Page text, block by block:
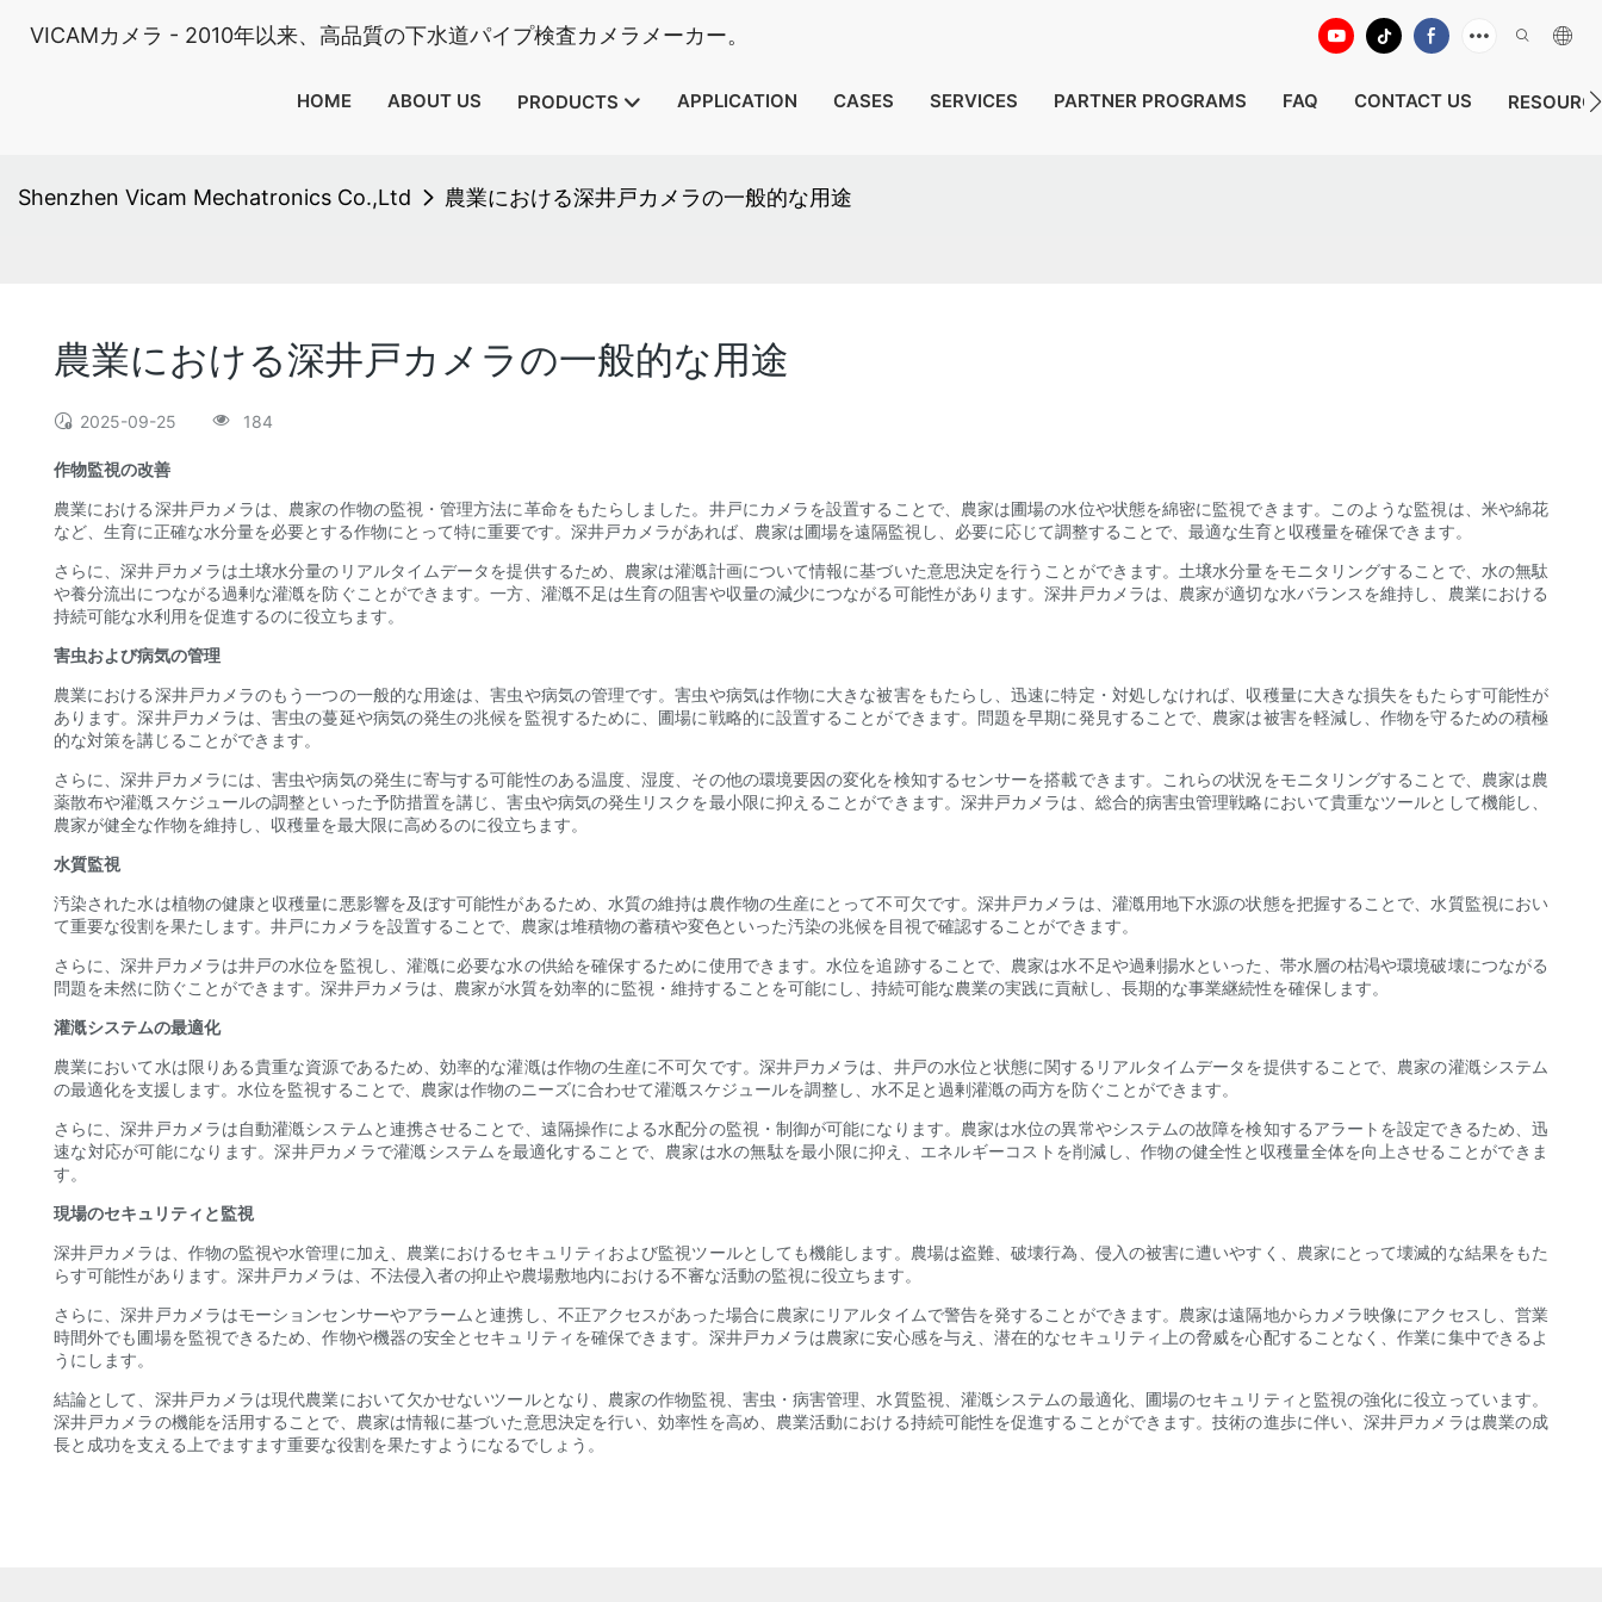
VICAMカメラ - 2010年以来、高品質の下水道パイプ検査カメラメーカー。
HOME ABOUT US PRODUCTS APPLICATION CASES SERVICES PARTNER PROGRAMS FAQ CONTACT US
Shenzhen Vicam Mechatronics Co.,Ltd 農業における深井戸カメラの一般的な用途
農業における深井戸カメラの一般的な用途
2025-09-25 184
作物監視の改善
農業における深井戸カメラは、農家の作物の監視・管理方法に革命をもたらしました。井戸にカメラを設置することで、農家は圃場の水位や状態を綿密に監視できます。このような監視は、米や綿花
など、生育に正確な水分量を必要とする作物にとって特に重要です。深井戸カメラがあれば、農家は圃場を遠隔監視し、必要に応じて調整することで、最適な生育と収穫量を確保できます。
さらに、深井戸カメラは土壌水分量のリアルタイムデータを提供するため、農家は灌漑計画について情報に基づいた意思決定を行うことができます。土壌水分量をモニタリングすることで、水の無駄
や養分流出につながる過剰な灌漑を防ぐことができます。一方、灌漑不足は生育の阻害や収量の減少につながる可能性があります。深井戸カメラは、農家が適切な水バランスを維持し、農業における
持続可能な水利用を促進するのに役立ちます。
害虫および病気の管理
農業における深井戸カメラのもう一つの一般的な用途は、害虫や病気の管理です。害虫や病気は作物に大きな被害をもたらし、迅速に特定・対処しなければ、収穫量に大きな損失をもたらす可能性が
あります。深井戸カメラは、害虫の蔓延や病気の発生の兆候を監視するために、圃場に戦略的に設置することができます。問題を早期に発見することで、農家は被害を軽減し、作物を守るための積極
的な対策を講じることができます。
さらに、深井戸カメラには、害虫や病気の発生に寄与する可能性のある温度、湿度、その他の環境要因の変化を検知するセンサーを搭載できます。これらの状況をモニタリングすることで、農家は農
薬散布や灌漑スケジュールの調整といった予防措置を講じ、害虫や病気の発生リスクを最小限に抑えることができます。深井戸カメラは、総合的病害虫管理戦略において貴重なツールとして機能し、
農家が健全な作物を維持し、収穫量を最大限に高めるのに役立ちます。
水質監視
汚染された水は植物の健康と収穫量に悪影響を及ぼす可能性があるため、水質の維持は農作物の生産にとって不可欠です。深井戸カメラは、灌漑用地下水源の状態を把握することで、水質監視におい
て重要な役割を果たします。井戸にカメラを設置することで、農家は堆積物の蓄積や変色といった汚染の兆候を目視で確認することができます。
さらに、深井戸カメラは井戸の水位を監視し、灌漑に必要な水の供給を確保するために使用できます。水位を追跡することで、農家は水不足や過剰揚水といった、帯水層の枯渇や環境破壊につながる
問題を未然に防ぐことができます。深井戸カメラは、農家が水質を効率的に監視・維持することを可能にし、持続可能な農業の実践に貢献し、長期的な事業継続性を確保します。
灌漑システムの最適化
農業において水は限りある貴重な資源であるため、効率的な灌漑は作物の生産に不可欠です。深井戸カメラは、井戸の水位と状態に関するリアルタイムデータを提供することで、農家の灌漑システム
の最適化を支援します。水位を監視することで、農家は作物のニーズに合わせて灌漑スケジュールを調整し、水不足と過剰灌漑の両方を防ぐことができます。
さらに、深井戸カメラは自動灌漑システムと連携させることで、遠隔操作による水配分の監視・制御が可能になります。農家は水位の異常やシステムの故障を検知するアラートを設定できるため、迅
速な対応が可能になります。深井戸カメラで灌漑システムを最適化することで、農家は水の無駄を最小限に抑え、エネルギーコストを削減し、作物の健全性と収穫量全体を向上させることができま
す。
現場のセキュリティと監視
深井戸カメラは、作物の監視や水管理に加え、農業におけるセキュリティおよび監視ツールとしても機能します。農場は盗難、破壊行為、侵入の被害に遭いやすく、農家にとって壊滅的な結果をもた
らす可能性があります。深井戸カメラは、不法侵入者の抑止や農場敷地内における不審な活動の監視に役立ちます。
さらに、深井戸カメラはモーションセンサーやアラームと連携し、不正アクセスがあった場合に農家にリアルタイムで警告を発することができます。農家は遠隔地からカメラ映像にアクセスし、営業
時間外でも圃場を監視できるため、作物や機器の安全とセキュリティを確保できます。深井戸カメラは農家に安心感を与え、潜在的なセキュリティ上の脅威を心配することなく、作業に集中できるよ
うにします。
結論として、深井戸カメラは現代農業において欠かせないツールとなり、農家の作物監視、害虫・病害管理、水質監視、灌漑システムの最適化、圃場のセキュリティと監視の強化に役立っています。
深井戸カメラの機能を活用することで、農家は情報に基づいた意思決定を行い、効率性を高め、農業活動における持続可能性を促進することができます。技術の進歩に伴い、深井戸カメラは農業の成
長と成功を支える上でますます重要な役割を果たすようになるでしょう。